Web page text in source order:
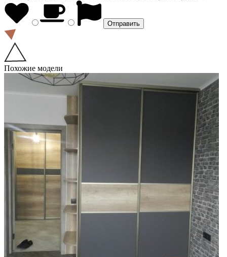
Похожие модели